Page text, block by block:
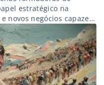
estratégico na
novos negócios capazes